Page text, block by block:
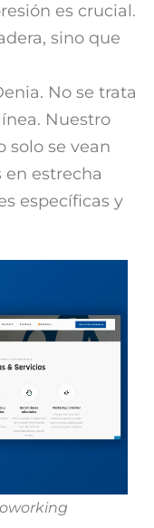
es crucial.
sino que
No se trata
Nuestro
solo se vean
estrecha
específicas y